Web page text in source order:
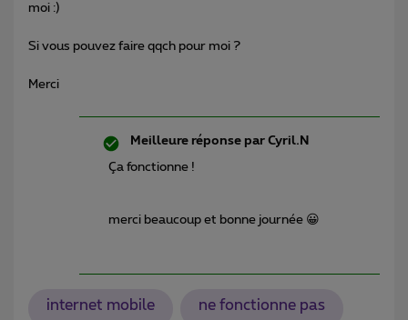
moi :)
Si vous pouvez faire qqch pour moi ?
Merci
Meilleure réponse par Cyril.N
Ça fonctionne !
merci beaucoup et bonne journée 😀
internet mobile ne fonctionne pas